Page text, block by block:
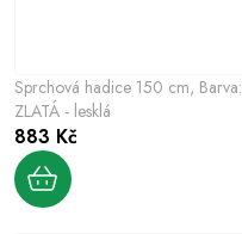
Sprchová hadice 150 cm, Barva:
ZLATÁ - lesklá
883 Kč